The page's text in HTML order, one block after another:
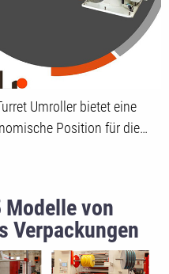
Umroller bietet eine
Position für die…
Modelle von
Verpackungen